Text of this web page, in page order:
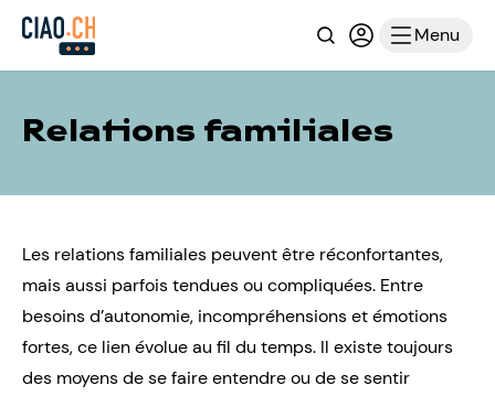
RechercheConnexion
Menu
Relations familiales
Les relations familiales peuvent être réconfortantes,
mais aussi parfois tendues ou compliquées. Entre
besoins d’autonomie, incompréhensions et émotions
fortes, ce lien évolue au fil du temps. Il existe toujours
des moyens de se faire entendre ou de se sentir